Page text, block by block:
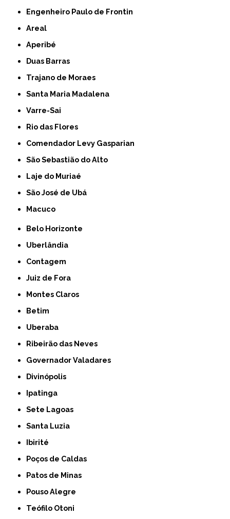
Engenheiro Paulo de Frontin
Areal
Aperibé
Duas Barras
Trajano de Moraes
Santa Maria Madalena
Varre-Sai
Rio das Flores
Comendador Levy Gasparian
São Sebastião do Alto
Laje do Muriaé
São José de Ubá
Macuco
Belo Horizonte
Uberlândia
Contagem
Juiz de Fora
Montes Claros
Betim
Uberaba
Ribeirão das Neves
Governador Valadares
Divinópolis
Ipatinga
Sete Lagoas
Santa Luzia
Ibirité
Poços de Caldas
Patos de Minas
Pouso Alegre
Teófilo Otoni